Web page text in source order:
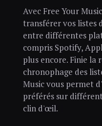
Avec Free Your
transférer vos listes
entre différentes
compris Spotify,
plus encore. Finie la
chronophage des
Music vous permet
préférés sur
clin d'œil.